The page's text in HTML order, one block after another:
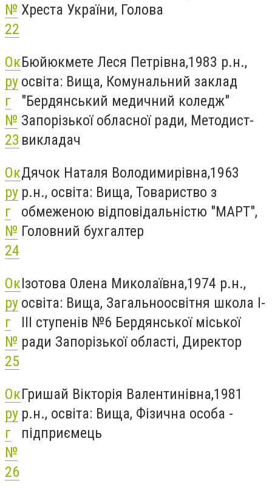
№
22
Хреста України, Голова
Ок
ру
г
№
23
Бюйюкмете Леся Петрівна,1983 р.н.,
освіта: Вища, Комунальний заклад
"Бердянський медичний коледж"
Запорізької обласної ради, Методист-
викладач
Ок
ру
г
№
24
Дячок Наталя Володимирівна,1963
р.н., освіта: Вища, Товариство з
обмеженою відповідальністю "МАРТ",
Головний бухгалтер
Ок
ру
г
№
25
Ізотова Олена Миколаївна,1974 р.н.,
освіта: Вища, Загальноосвітня школа I-
III ступенів №6 Бердянської міської
ради Запорізької області, Директор
Ок
ру
г
№
26
Гришай Вікторія Валентинівна,1981
р.н., освіта: Вища, Фізична особа -
підприємець